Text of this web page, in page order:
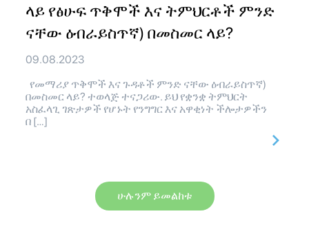
ላይ የፅሁፍ ጥቅሞች እና ትምህርቶች ምንድ
ናቸው ዕብራይስጥኛ) በመስመር ላይ?
09.08.2023
የመማሪያ ጥቅሞች እና ጉዳቶች ምንድ ናቸው ዕብራይስጥኛ)
በመስመር ላይ? ተወላጅ ተናጋሪው. ይህ የቋንቋ ትምህርት
አስፈላጊ ገጽታዎች የሆኑት የንግግር እና አዋቂነት ችሎታዎችን
በ […]
ሁሉንም ይመልከቱ